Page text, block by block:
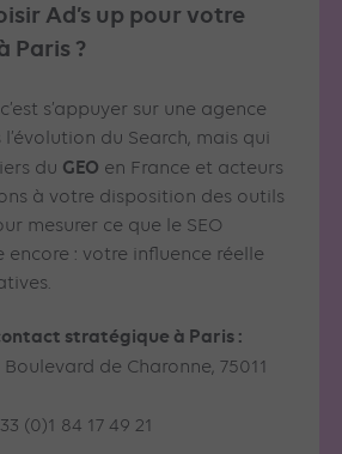
Ad’s up pour votre
Paris ?
s’appuyer sur une agence
du Search, mais qui
du GEO en France et acteurs
à votre disposition des outils
mesurer ce que le SEO
encore : votre influence réelle
stratégique à Paris :
Boulevard de Charonne, 75011
(0)1 84 17 49 21